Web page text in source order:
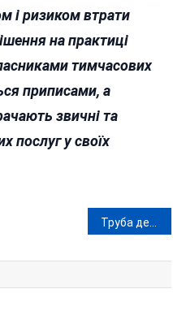
і ризиком втрати
на практиці
тимчасових
приписами, а
звичні та
послуг у своїх